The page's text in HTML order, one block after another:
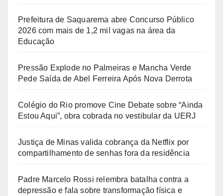
Prefeitura de Saquarema abre Concurso Público
2026 com mais de 1,2 mil vagas na área da
Educação
Pressão Explode no Palmeiras e Mancha Verde
Pede Saída de Abel Ferreira Após Nova Derrota
Colégio do Rio promove Cine Debate sobre “Ainda
Estou Aqui”, obra cobrada no vestibular da UERJ
Justiça de Minas valida cobrança da Netflix por
compartilhamento de senhas fora da residência
Padre Marcelo Rossi relembra batalha contra a
depressão e fala sobre transformação física e